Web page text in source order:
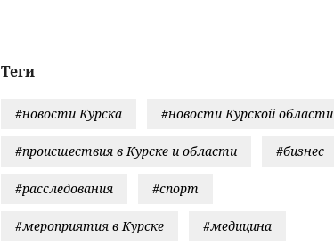
Теги
#новости Курска #новости Курской области
#происшествия в Курске и области #бизнес
#расследования #спорт
#мероприятия в Курске #медицина